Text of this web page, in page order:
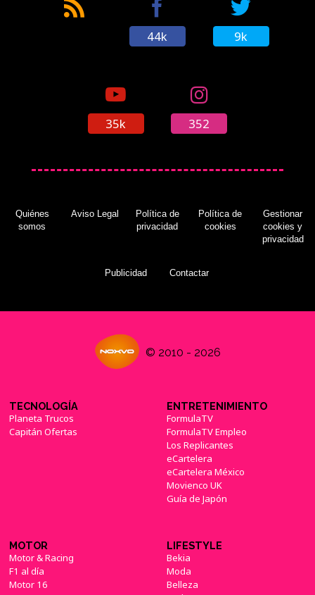
44k 9k
35k 352
Quiénes
somos
Aviso Legal
Política de
privacidad
Política de
cookies
Gestionar
cookies y
privacidad
Publicidad Contactar
© 2010 - 2026
TECNOLOGÍA
Planeta Trucos
Capitán Ofertas
ENTRETENIMIENTO
FormulaTV
FormulaTV Empleo
Los Replicantes
eCartelera
eCartelera México
Movienco UK
Guía de Japón
MOTOR
Motor & Racing
F1 al día
Motor 16
LIFESTYLE
Bekia
Moda
Belleza